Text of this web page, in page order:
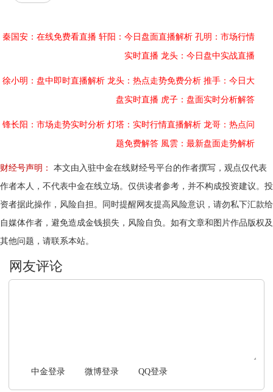
秦国安：在线免费看直播 轩阳：今日盘面直播解析 孔明：市场行情
实时直播 龙头：今日盘中实战直播
徐小明：盘中即时直播解析 龙头：热点走势免费分析 推手：今日大
盘实时直播 虎子：盘面实时分析解答
锋长阳：市场走势实时分析 灯塔：实时行情直播解析 龙哥：热点问
题免费解答 風雲：最新盘面走势解析
财经号声明：
本文由入驻中金在线财经号平台的作者撰写，观点仅代表
作者本人，不代表中金在线立场。仅供读者参考，并不构成投资建议。投
资者据此操作，风险自担。同时提醒网友提高风险意识，请勿私下汇款给
自媒体作者，避免造成金钱损失，风险自负。如有文章和图片作品版权及
其他问题，请联系本站。
中金登录 微博登录 QQ登录